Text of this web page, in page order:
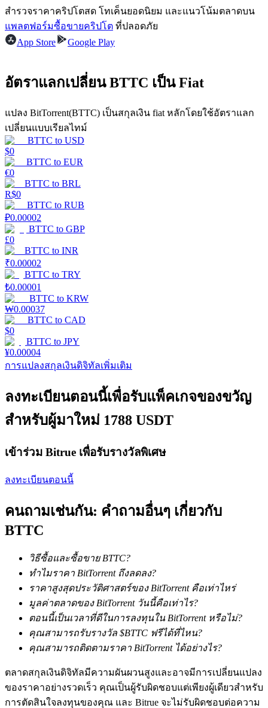
รับรางวัลการแข่งขันทุกวัน
Launchpool
การเซ้งแบบยืดหยุ่นเพื่อรับโทเคนยอดนิยม
การล็อค BTR
การลงทุนพิเศษสำหรับผู้ถือ BTR
เงินกู้
บริการยืมเงินที่ได้รับการสนับสนุนจาก Crypto
สำรวจราคาคริปโตสด โทเค็นยอดนิยม และแนวโน้มตลาดบน
แพลตฟอร์มซื้อขายคริปโต ที่ปลอดภัย
App Store
Google Play
อัตราแลกเปลี่ยน BTTC เป็น Fiat
แปลง BitTorrent(BTTC) เป็นสกุลเงิน fiat หลักโดยใช้อัตราแลก
เปลี่ยนแบบเรียลไทม์
BTTC to USD
$0
BTTC to EUR
€0
BTTC to BRL
R$0
BTTC to RUB
₽0.00002
BTTC to GBP
£0
BTTC to INR
₹0.00002
BTTC to TRY
₺0.00001
BTTC to KRW
₩0.00037
BTTC to CAD
$0
BTTC to JPY
¥0.00004
การแปลงสกุลเงินดิจิทัลเพิ่มเติม
ลงทะเบียนตอนนี้เพื่อรับแพ็คเกจของขวัญ
สำหรับผู้มาใหม่ 1788 USDT
เข้าร่วม Bitrue เพื่อรับรางวัลพิเศษ
ลงทะเบียนตอนนี้
คนถามเช่นกัน: คำถามอื่นๆ เกี่ยวกับ
BTTC
วิธีซื้อและซื้อขาย BTTC?
ทำไมราคา BitTorrent ถึงลดลง?
ราคาสูงสุดประวัติศาสตร์ของ BitTorrent คือเท่าไหร่
มูลค่าตลาดของ BitTorrent วันนี้คือเท่าไร?
ตอนนี้เป็นเวลาที่ดีในการลงทุนใน BitTorrent หรือไม่?
คุณสามารถรับรางวัล $BTTC ฟรีได้ที่ไหน?
คุณสามารถติดตามราคา BitTorrent ได้อย่างไร?
ตลาดสกุลเงินดิจิทัลมีความผันผวนสูงและอาจมีการเปลี่ยนแปลง
ของราคาอย่างรวดเร็ว คุณเป็นผู้รับผิดชอบแต่เพียงผู้เดียวสำหรับ
การตัดสินใจลงทุนของคุณ และ Bitrue จะไม่รับผิดชอบต่อความ